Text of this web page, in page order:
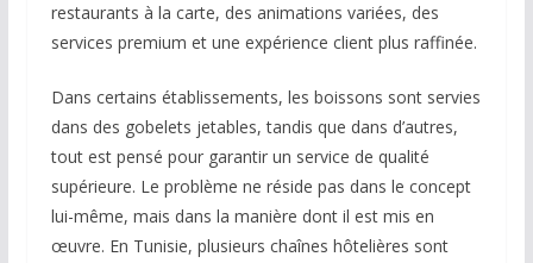
restaurants à la carte, des animations variées, des
services premium et une expérience client plus raffinée.
Dans certains établissements, les boissons sont servies
dans des gobelets jetables, tandis que dans d’autres,
tout est pensé pour garantir un service de qualité
supérieure. Le problème ne réside pas dans le concept
lui-même, mais dans la manière dont il est mis en
œuvre. En Tunisie, plusieurs chaînes hôtelières sont